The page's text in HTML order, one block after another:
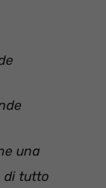
una
di tutto